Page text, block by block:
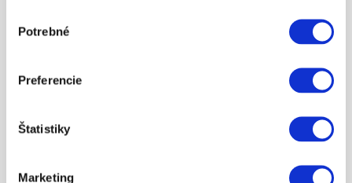
súhlasu
Potrebné
Preferencie
Štatistiky
Marketing
FREERIDE 250 R 2016
FREERIDE 250 R 2017
ZOBRAZIŤ VŠETKY